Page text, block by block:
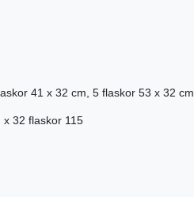
41 x 32 cm, 5 flaskor 53 x 32 cm,
32 flaskor 115